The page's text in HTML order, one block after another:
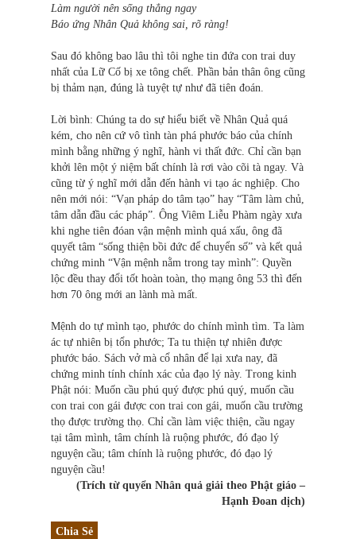
Làm người nên sống thẳng ngay
Báo ứng Nhân Quả không sai, rõ ràng!
Sau đó không bao lâu thì tôi nghe tin đứa con trai duy
nhất của Lữ Cố bị xe tông chết. Phần bản thân ông cũng
bị thảm nạn, đúng là tuyệt tự như đã tiên đoán.
Lời bình: Chúng ta do sự hiểu biết về Nhân Quả quá
kém, cho nên cứ vô tình tàn phá phước báo của chính
mình bằng những ý nghĩ, hành vi thất đức. Chỉ cần bạn
khởi lên một ý niệm bất chính là rơi vào cõi tà ngay. Và
cũng từ ý nghĩ mới dẫn đến hành vi tạo ác nghiệp. Cho
nên mới nói: “Vạn pháp do tâm tạo” hay “Tâm làm chủ,
tâm dẫn đầu các pháp”. Ông Viêm Liễu Phàm ngày xưa
khi nghe tiên đóan vận mệnh mình quá xấu, ông đã
quyết tâm “sống thiện bồi đức để chuyển số” và kết quả
chứng minh “Vận mệnh nằm trong tay mình”: Quyền
lộc đều thay đổi tốt hoàn toàn, thọ mạng ông 53 thì đến
hơn 70 ông mới an lành mà mất.
Mệnh do tự mình tạo, phước do chính mình tìm. Ta làm
ác tự nhiên bị tổn phước; Ta tu thiện tự nhiên được
phước báo. Sách vở mà cổ nhân để lại xưa nay, đã
chứng minh tính chính xác của đạo lý này. Trong kinh
Phật nói: Muốn cầu phú quý được phú quý, muốn cầu
con trai con gái được con trai con gái, muốn cầu trường
thọ được trường thọ. Chỉ cần làm việc thiện, cầu ngay
tại tâm mình, tâm chính là ruộng phước, đó đạo lý
nguyện cầu; tâm chính là ruộng phước, đó đạo lý
nguyện cầu!
(Trích từ quyển Nhân quả giải theo Phật giáo –
Hạnh Đoan dịch)
Chia Sẻ